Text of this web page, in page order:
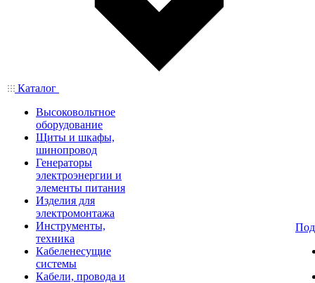
Каталог
Высоковольтное
оборудование
Щиты и шкафы,
шинопровод
Генераторы
электроэнергии и
элементы питания
Изделия для
электромонтажа
Инструменты,
техника
Кабеленесущие
системы
Кабели, провода и